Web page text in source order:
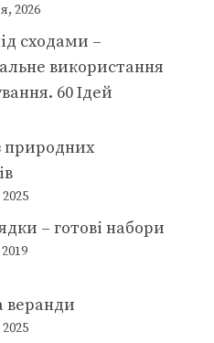
2026
сходами –
використання
60 Ідей
природних
– готові набори
веранди